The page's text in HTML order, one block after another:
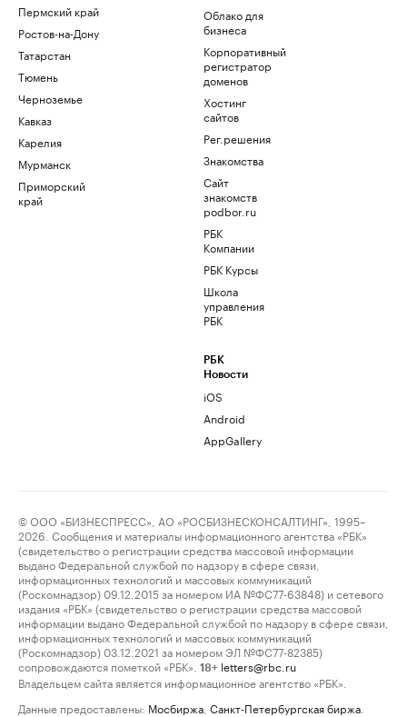
Пермский край
Ростов-на-Дону
Татарстан
Тюмень
Черноземье
Кавказ
Карелия
Мурманск
Приморский
край
Облако для
бизнеса
Корпоративный
регистратор
доменов
Хостинг
сайтов
Рег.решения
Знакомства
Сайт
знакомств
podbor.ru
РБК
Компании
РБК Курсы
Школа
управления
РБК
РБК
Новости
iOS
Android
AppGallery
© ООО «БИЗНЕСПРЕСС», АО «РОСБИЗНЕСКОНСАЛТИНГ», 1995–
2026. Сообщения и материалы информационного агентства «РБК»
(свидетельство о регистрации средства массовой информации
выдано Федеральной службой по надзору в сфере связи,
информационных технологий и массовых коммуникаций
(Роскомнадзор) 09.12.2015 за номером ИА №ФС77-63848) и сетевого
издания «РБК» (свидетельство о регистрации средства массовой
информации выдано Федеральной службой по надзору в сфере связи,
информационных технологий и массовых коммуникаций
(Роскомнадзор) 03.12.2021 за номером ЭЛ №ФС77-82385)
сопровождаются пометкой «РБК».
18+ letters@rbc.ru
Владельцем сайта является информационное агентство «РБК».
Данные предоставлены: Мосбиржа Санкт-Петербургская биржа